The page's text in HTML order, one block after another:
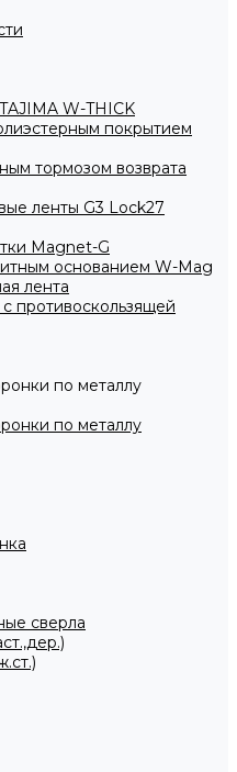
W-THICK
покрытием
тормозом возврата
ленты G3 Lock27
Magnet-G
основанием W-Mag
лента
противоскользящей
по металлу
по металлу
сверла